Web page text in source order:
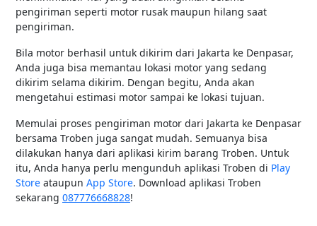
pengiriman seperti motor rusak maupun hilang saat
pengiriman.
Bila motor berhasil untuk dikirim dari Jakarta ke Denpasar,
Anda juga bisa memantau lokasi motor yang sedang
dikirim selama dikirim. Dengan begitu, Anda akan
mengetahui estimasi motor sampai ke lokasi tujuan.
Memulai proses pengiriman motor dari Jakarta ke Denpasar
bersama Troben juga sangat mudah. Semuanya bisa
dilakukan hanya dari aplikasi kirim barang Troben. Untuk
itu, Anda hanya perlu mengunduh aplikasi Troben di Play
Store ataupun App Store. Download aplikasi Troben
sekarang 087776668828!